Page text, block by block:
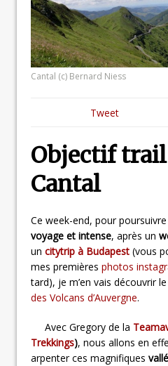
Cantal (c) Bernard Niess
Tweet
Objectif
Cantal
Ce week-end, pour
voyage et intense, après un
un citytrip à Budapest (vous
mes premières photos
tard), je m’en vais découvrir le
des Volcans d’Auvergne.
Avec Gregory de la
Trekkings), nous allons en
arpenter ces magnifiques